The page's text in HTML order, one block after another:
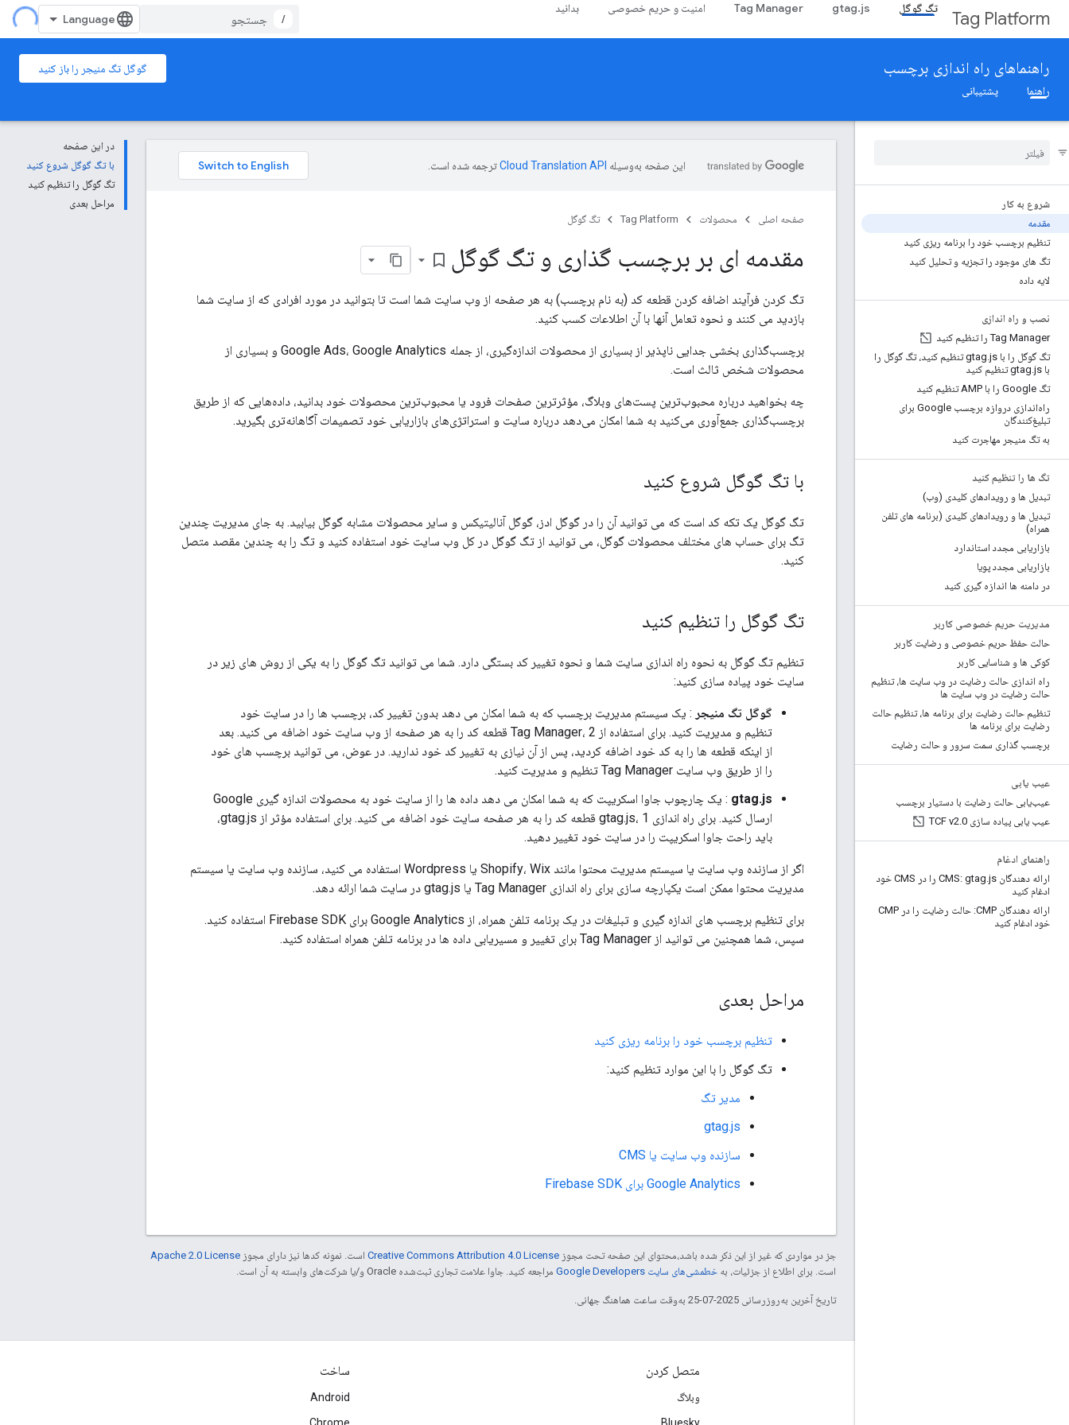
Tag Platform تگ گوگل gtag.js
Tag Manager امنیت و حریم خصوصی بدانید
/
راهنماهای راه اندازی برچسب
گوگل تگ منیجر را باز کنید
راهنما
پشتیبانی
شروع به کار
مقدمه
تنظیم برچسب خود را برنامه ریزی کنید
تگ های موجود را تجزیه و تحلیل کنید
لایه داده
نصب و راه اندازی
Tag Manager را تنظیم کنید
تگ گوگل را با gtag
.
js تنظیم کنید، تگ گوگل را
با gtag
.js تنظیم کنید
تگ Google را با AMP تنظیم کنید
راه‌اندازی دروازه برچسب Google برای
تبلیغ‌کنندگان
به تگ منیجر مهاجرت کنید
تگ ها را تنظیم کنید
تبدیل ها و رویدادهای کلیدی (وب)
تبدیل ها و رویدادهای کلیدی (برنامه های تلفن
همراه)
بازاریابی مجدد استاندارد
بازاریابی مجدد پویا
در دامنه ها اندازه گیری کنید
مدیریت حریم خصوصی کاربر
حالت حفظ حریم خصوصی و رضایت کاربر
کوکی ها و شناسایی کاربر
راه اندازی حالت رضایت در وب سایت ها، تنظیم
حالت رضایت در وب سایت ها
تنظیم حالت رضایت برای برنامه ها، تنظیم حالت
رضایت برای برنامه ها
برچسب گذاری سمت سرور و حالت رضایت
عیب یابی
عیب‌یابی حالت رضایت با دستیار برچسب
عیب یابی پیاده سازی TCF v2
.0
راهنمای ادغام
ارائه دهندگان CMS: gtag
.
js را در CMS خود
ادغام کنید
ارائه دهندگان CMP: حالت رضایت را در CMP
خود ادغام کنید
در این صفحه
با تگ گوگل شروع کنید
تگ گوگل را تنظیم کنید
مراحل بعدی
این صفحه به‌وسیله ترجمه شده است.
صفحه اصلی محصولات Tag Platform تگ گوگل
مقدمه ای بر برچسب گذاری و تگ گوگل bookmark_border
تگ کردن فرآیند اضافه کردن قطعه کد (به نام برچسب) به هر صفحه از وب سایت شما است تا بتوانید در مورد افرادی که از سایت شما
بازدید می کنند و نحوه تعامل آنها با آن اطلاعات کسب کنید.
برچسب‌گذاری بخشی جدایی ناپذیر از بسیاری از محصولات اندازه‌گیری، از جمله Google Ads، Google Analytics و بسیاری از
محصولات شخص ثالث است.
چه بخواهید درباره محبوب‌ترین پست‌های وبلاگ، مؤثرترین صفحات فرود یا محبوب‌ترین محصولات خود بدانید، داده‌هایی که از طریق
برچسب‌گذاری جمع‌آوری می‌کنید به شما امکان می‌دهد درباره سایت و استراتژی‌های بازاریابی خود تصمیمات آگاهانه‌تری بگیرید.
با تگ گوگل شروع کنید
تگ گوگل یک تکه کد است که می توانید آن را در گوگل ادز، گوگل آنالیتیکس و سایر محصولات مشابه گوگل بیابید. به جای مدیریت چندین
تگ برای حساب های مختلف محصولات گوگل، می توانید از تگ گوگل در کل وب سایت خود استفاده کنید و تگ را به چندین مقصد متصل
کنید.
تگ گوگل را تنظیم کنید
تنظیم تگ گوگل به نحوه راه اندازی سایت شما و نحوه تغییر کد بستگی دارد. شما می توانید تگ گوگل را به یکی از روش های زیر در
سایت خود پیاده سازی کنید:
گوگل تگ منیجر : یک سیستم مدیریت برچسب که به شما امکان می دهد بدون تغییر کد، برچسب ها را در سایت خود
تنظیم و مدیریت کنید. برای استفاده از Tag Manager، 2 قطعه کد را به هر صفحه از وب سایت خود اضافه می کنید. بعد
از اینکه قطعه ها را به کد خود اضافه کردید، پس از آن نیازی به تغییر کد خود ندارید. در عوض، می توانید برچسب های خود
را از طریق وب سایت Tag Manager تنظیم و مدیریت کنید.
gtag.js
: یک چارچوب جاوا اسکریپت که به شما امکان می دهد داده ها را از سایت خود به محصولات اندازه گیری Google
ارسال کنید. برای راه اندازی gtag.js، 1 قطعه کد را به هر صفحه سایت خود اضافه می کنید. برای استفاده مؤثر از gtag.js،
باید راحت جاوا اسکریپت را در سایت خود تغییر دهید.
اگر از سازنده وب سایت یا سیستم مدیریت محتوا مانند Shopify، Wix یا Wordpress استفاده می کنید، سازنده وب سایت یا سیستم
مدیریت محتوا ممکن است یکپارچه سازی برای راه اندازی Tag Manager یا gtag.js در سایت شما ارائه دهد.
برای تنظیم برچسب های اندازه گیری و تبلیغات در یک برنامه تلفن همراه، از Google Analytics برای Firebase SDK استفاده کنید.
سپس، شما همچنین می توانید از Tag Manager برای تغییر و مسیریابی داده ها در برنامه تلفن همراه استفاده کنید.
مراحل بعدی
تنظیم برچسب خود را برنامه ریزی کنید
تگ گوگل را با این موارد تنظیم کنید:
مدیر تگ
gtag.js
سازنده وب سایت یا CMS
Google Analytics برای Firebase SDK
جز در مواردی که غیر از این ذکر شده باشد،‌محتوای این صفحه تحت مجوز Creative Commons Attribution 4.0 License است. نمونه کدها نیز دارای مجوز Apache 2.0 License
است. برای اطلاع از جزئیات، به خطمشی‌های سایت Google Developers‏ مراجعه کنید. جاوا علامت تجاری ثبت‌شده Oracle و/یا شرکت‌های وابسته به آن است.
تاریخ آخرین به‌روزرسانی 2025-07-25 به‌وقت ساعت هماهنگ جهانی.
متصل کردن
وبلاگ
ساخت
Android